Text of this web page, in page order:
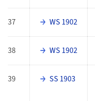
37 WS 1902
38 WS 1902
39 SS 1903